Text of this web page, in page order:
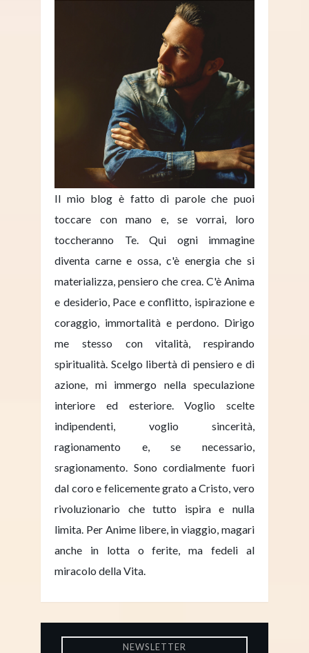
Il mio blog è fatto di parole che puoi
toccare con mano e, se vorrai, loro
toccheranno Te. Qui ogni immagine
diventa carne e ossa, c'è energia che si
materializza, pensiero che crea. C'è Anima
e desiderio, Pace e conflitto, ispirazione e
coraggio, immortalità e perdono. Dirigo
me stesso con vitalità, respirando
spiritualità. Scelgo libertà di pensiero e di
azione, mi immergo nella speculazione
interiore ed esteriore. Voglio scelte
indipendenti, voglio sincerità,
ragionamento e, se necessario,
sragionamento. Sono cordialmente fuori
dal coro e felicemente grato a Cristo, vero
rivoluzionario che tutto ispira e nulla
limita. Per Anime libere, in viaggio, magari
anche in lotta o ferite, ma fedeli al
miracolo della Vita.
NEWSLETTER